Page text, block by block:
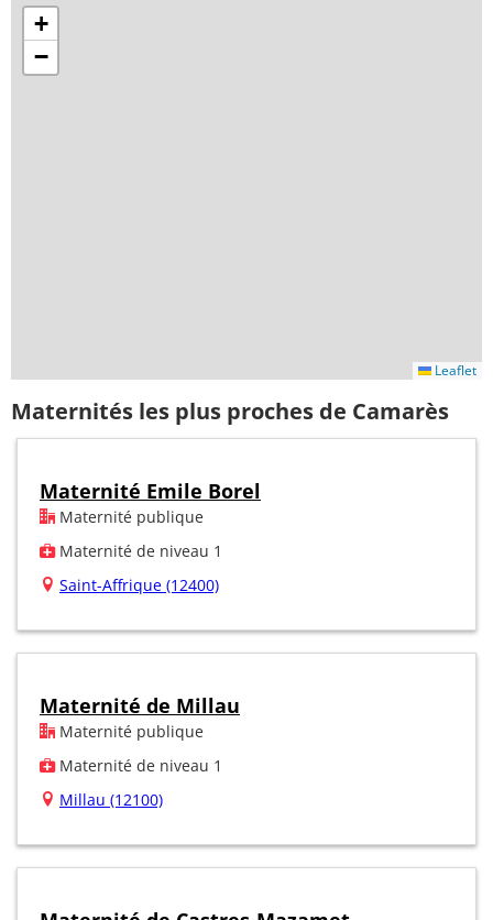
+
−
Leaflet
Maternités les plus proches de Camarès
Maternité Emile Borel
Maternité publique
Maternité de niveau 1
Saint-Affrique (12400)
Maternité de Millau
Maternité publique
Maternité de niveau 1
Millau (12100)